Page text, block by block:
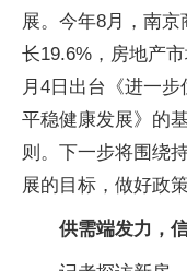
展。今年8月，南
长19.6%，房地产
月4日出台《进一
平稳健康发展》的
则。下一步将围绕
展的目标，做好政
供需端发力，